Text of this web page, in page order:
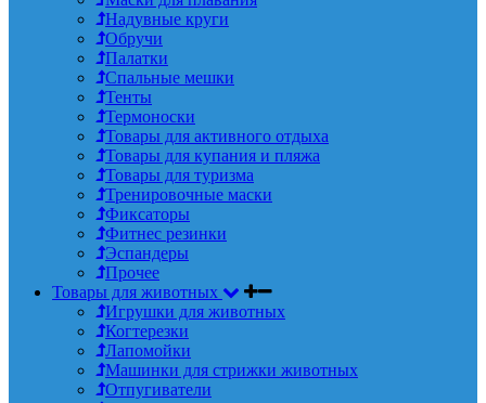
Надувные круги
Обручи
Палатки
Спальные мешки
Тенты
Термоноски
Товары для активного отдыха
Товары для купания и пляжа
Товары для туризма
Тренировочные маски
Фиксаторы
Фитнес резинки
Эспандеры
Прочее
Товары для животных
Игрушки для животных
Когтерезки
Лапомойки
Машинки для стрижки животных
Отпугиватели